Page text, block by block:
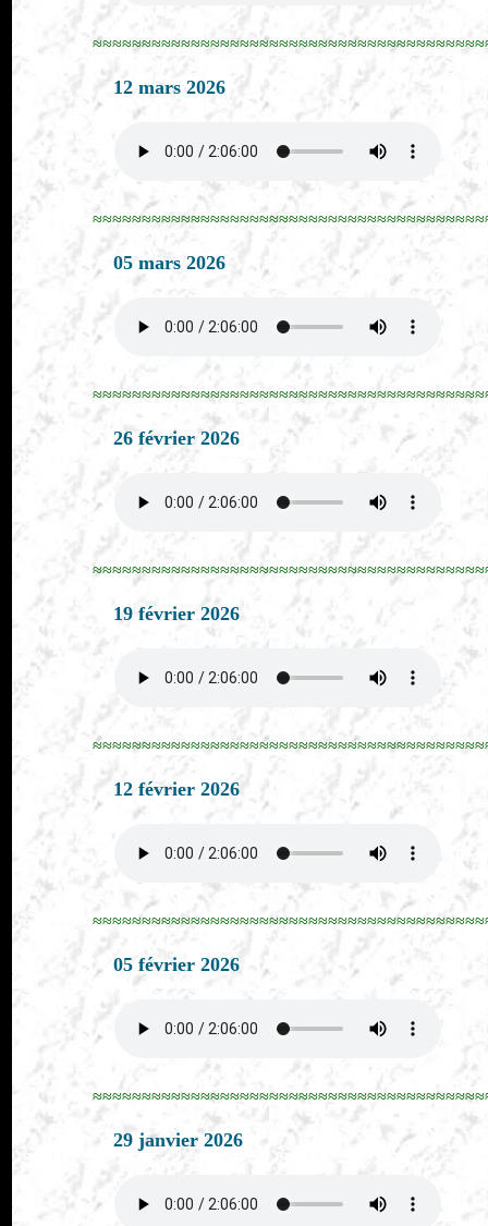
12 mars 2026
05 mars 2026
26 février 2026
19 février 2026
12 février 2026
05 février 2026
29 janvier 2026